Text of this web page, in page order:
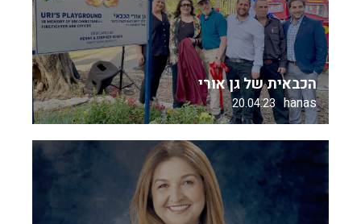
הכבאית של גן אורי
hanas
20.04.23